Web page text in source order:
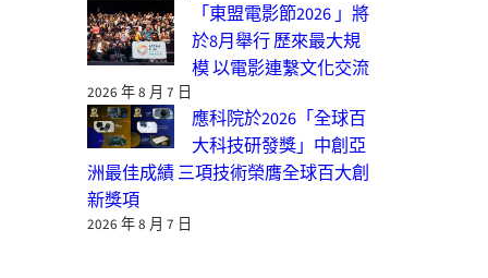
「東盟電影節2026 」將
於8月舉行 歷來最大規
模 以電影連繫文化交流
2026 年 8 月 7 日
應科院於2026「全球百
大科技研發獎」中創亞
洲最佳成績 三項技術榮膺全球百大創
新獎項
2026 年 8 月 7 日